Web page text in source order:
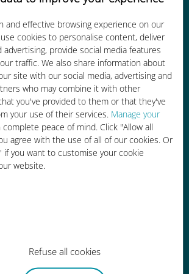
and effective browsing experience on our
cookies to personalise content, deliver
advertising, provide social media features
traffic. We also share information about
site with our social media, advertising and
who may combine it with other
you've provided to them or that they've
your use of their services. Manage your
complete peace of mind. Click "Allow all
agree with the use of all of our cookies. Or
if you want to customise your cookie
website.
Refuse all cookies
Kostengünstig
% günstiger als Roaming-
bei Ihrem bisherigen
Anbieter
Aufladen